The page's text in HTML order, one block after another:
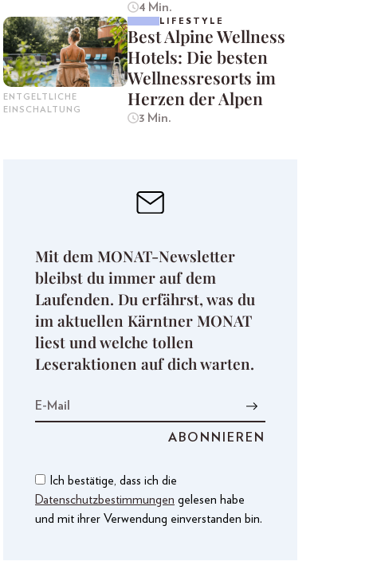
4 Min.
ENTGELTLICHE
EINSCHALTUNG
LIFESTYLE
Best Alpine Wellness
Hotels: Die besten
Wellnessresorts im
Herzen der Alpen
3 Min.
Mit dem MONAT-Newsletter
bleibst du immer auf dem
Laufenden. Du erfährst, was du
im aktuellen Kärntner MONAT
liest und welche tollen
Leseraktionen auf dich warten.
Ich bestätige, dass ich die
Datenschutzbestimmungen gelesen habe
und mit ihrer Verwendung einverstanden bin.